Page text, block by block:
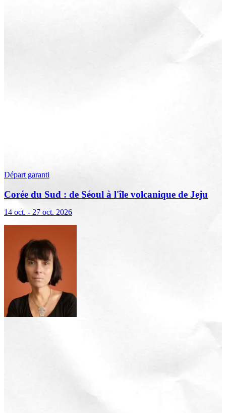
Départ garanti
Corée du Sud : de Séoul à l'île volcanique de Jeju
14 oct. - 27 oct. 2026